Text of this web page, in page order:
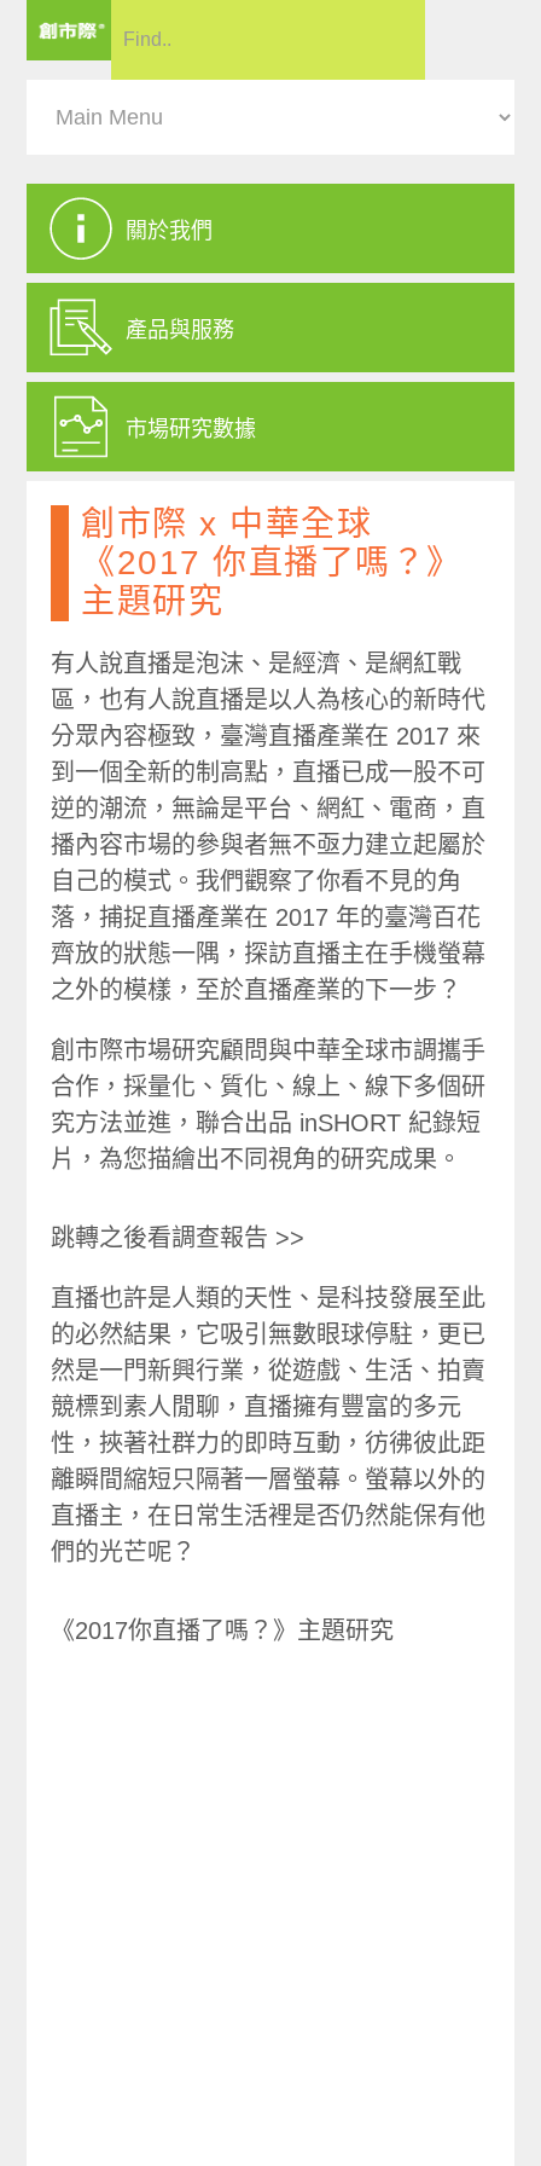
關於我們
產品與服務
市場研究數據
創市際 x 中華全球
《2017 你直播了嗎？》
主題研究
有人說直播是泡沫、是經濟、是網紅戰
區，也有人說直播是以人為核心的新時代
分眾內容極致，臺灣直播產業在 2017 來
到一個全新的制高點，直播已成一股不可
逆的潮流，無論是平台、網紅、電商，直
播內容市場的參與者無不亟力建立起屬於
自己的模式。我們觀察了你看不見的角
落，捕捉直播產業在 2017 年的臺灣百花
齊放的狀態一隅，探訪直播主在手機螢幕
之外的模樣，至於直播產業的下一步？
創市際市場研究顧問與中華全球市調攜手
合作，採量化、質化、線上、線下多個研
究方法並進，聯合出品 inSHORT 紀錄短
片，為您描繪出不同視角的研究成果。
跳轉之後看調查報告 >>
直播也許是人類的天性、是科技發展至此
的必然結果，它吸引無數眼球停駐，更已
然是一門新興行業，從遊戲、生活、拍賣
競標到素人閒聊，直播擁有豐富的多元
性，挾著社群力的即時互動，彷彿彼此距
離瞬間縮短只隔著一層螢幕。螢幕以外的
直播主，在日常生活裡是否仍然能保有他
們的光芒呢？
《2017你直播了嗎？》主題研究